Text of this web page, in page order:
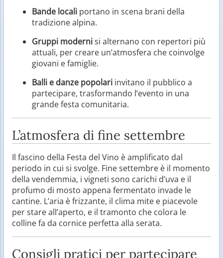
Bande locali portano in scena brani della
tradizione alpina.
Gruppi modernisi alternano con repertori più
attuali, per creare un’atmosfera che coinvolge
giovani e famiglie.
Balli e danze popolari invitano il pubblico a
partecipare, trasformando l’evento in una
grande festa comunitaria.
L’atmosfera di fine settembre
Il fascino della Festa del Vino è amplificato dal
periodo in cui si svolge. Fine settembre è il momento
della vendemmia, i vigneti sono carichi d’uva e il
profumo di mosto appena fermentato invade le
cantine. L’aria è frizzante, il clima mite e piacevole
per stare all’aperto, e il tramonto che colora le
colline fa da cornice perfetta alla serata.
Consigli pratici per partecipare